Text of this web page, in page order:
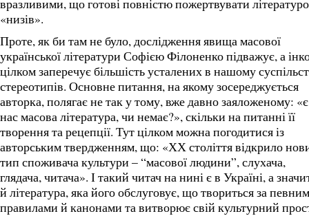
вразливими, що готові повністю пожертвувати
«низів».
Проте, як би там не було, дослідження явища масової
української літератури Софією Філоненко підважує, а
цілком заперечує більшість усталених в нашому
стереотипів. Основне питання, на якому зосереджується
авторка, полягає не так у тому, вже давно заяложеному:
нас масова література, чи немає?», скільки на питанні її
творення та рецепції. Тут цілком можна погодитися із
авторським твердженням, що: «ХХ століття відкрило
тип споживача культури – “масової людини”, слухача,
глядача, читача». І такий читач на нині є в Україні, а
й література, яка його обслуговує, що твориться за
правилами й канонами та витворює свій культурний